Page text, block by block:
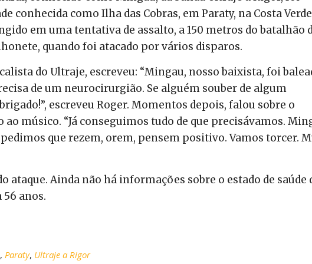
conhecida como Ilha das Cobras, em Paraty, na Costa
em uma tentativa de assalto, a 150 metros do batalhão
quando foi atacado por vários disparos.
do Ultraje, escreveu: “Mingau, nosso baixista, foi
de um neurocirurgião. Se alguém souber de algum
escreveu Roger. Momentos depois, falou sobre o
músico. “Já conseguimos tudo de que precisávamos.
que rezem, orem, pensem positivo. Vamos torcer.
ataque. Ainda não há informações sobre o estado de saúde
anos.
, Paraty, Ultraje a Rigor